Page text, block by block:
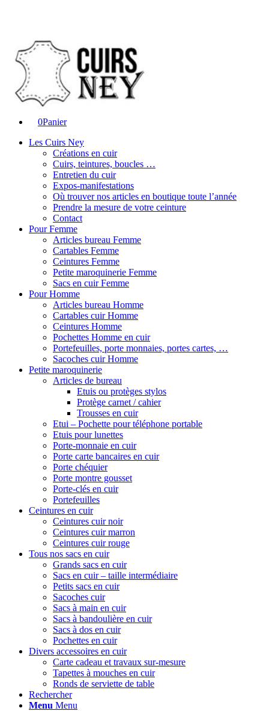
0Panier
Les Cuirs Ney
Créations en cuir
Cuirs, teintures, boucles …
Entretien du cuir
Expos-manifestations
Où trouver nos articles en boutique toute l’année
Prendre la mesure de votre ceinture
Contact
Pour Femme
Articles bureau Femme
Cartables Femme
Ceintures Femme
Petite maroquinerie Femme
Sacs en cuir Femme
Pour Homme
Articles bureau Homme
Cartables cuir Homme
Ceintures Homme
Pochettes Homme en cuir
Portefeuilles, porte monnaies, portes cartes, …
Sacoches cuir Homme
Petite maroquinerie
Articles de bureau
Etuis ou protèges stylos
Protège carnet / cahier
Trousses en cuir
Etui – Pochette pour téléphone portable
Etuis pour lunettes
Porte-monnaie en cuir
Porte carte bancaires en cuir
Porte chéquier
Porte montre gousset
Porte-clés en cuir
Portefeuilles
Ceintures en cuir
Ceintures cuir noir
Ceintures cuir marron
Ceintures cuir rouge
Tous nos sacs en cuir
Grands sacs en cuir
Sacs en cuir – taille intermédiaire
Petits sacs en cuir
Sacoches cuir
Sacs à main en cuir
Sacs à bandoulière en cuir
Sacs à dos en cuir
Pochettes en cuir
Divers accessoires en cuir
Carte cadeau et travaux sur-mesure
Tapettes à mouches en cuir
Ronds de serviette de table
Rechercher
Menu Menu